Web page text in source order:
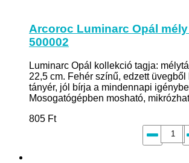
Arcoroc Luminarc Opál
500002
Luminarc Opál kollekció tagja:
22,5 cm. Fehér színű, edzett
tányér, jól bírja a mindennapi
Mosogatógépben mosható,
805 Ft